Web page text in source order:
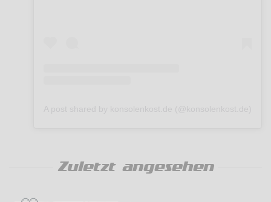
Zuletzt angesehen